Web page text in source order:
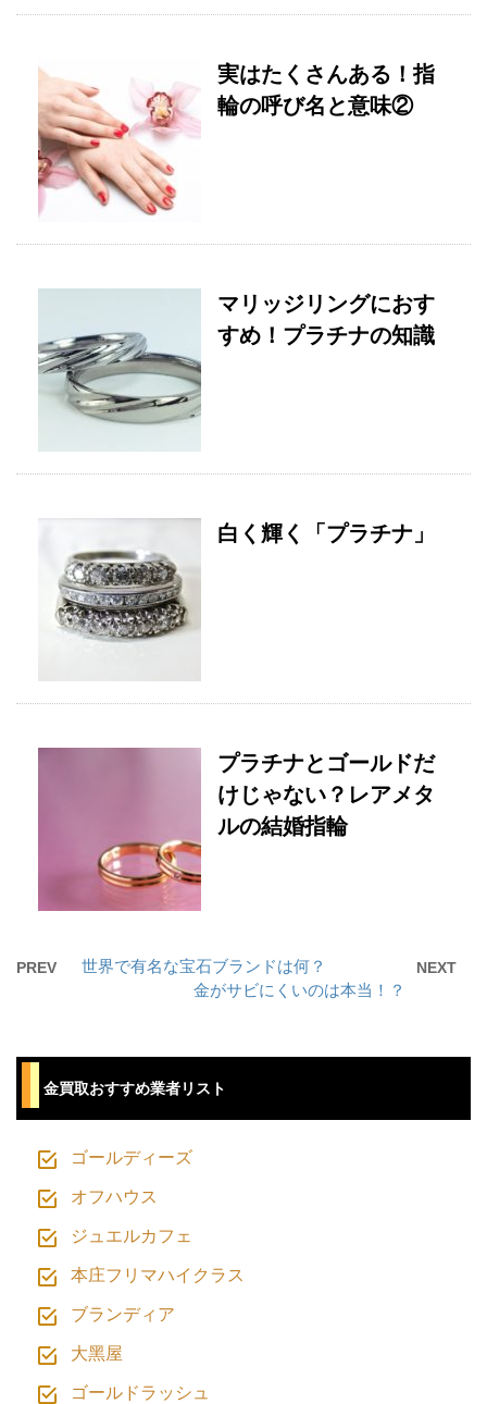
実はたくさんある！指
輪の呼び名と意味②
マリッジリングにおす
すめ！プラチナの知識
白く輝く「プラチナ」
プラチナとゴールドだ
けじゃない？レアメタ
ルの結婚指輪
PREV 世界で有名な宝石ブランドは何？ NEXT
金がサビにくいのは本当！？
⾦買取おすすめ業者リスト
ゴールディーズ
オフハウス
ジュエルカフェ
本庄フリマハイクラス
ブランディア
⼤⿊屋
ゴールドラッシュ